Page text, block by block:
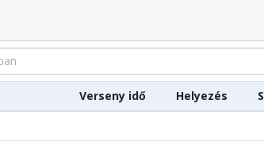
Verseny idő Helyezés